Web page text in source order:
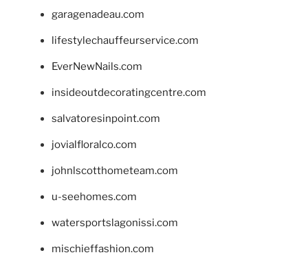
garagenadeau.com
lifestylechauffeurservice.com
EverNewNails.com
insideoutdecoratingcentre.com
salvatoresinpoint.com
jovialfloralco.com
johnlscotthometeam.com
u-seehomes.com
watersportslagonissi.com
mischieffashion.com